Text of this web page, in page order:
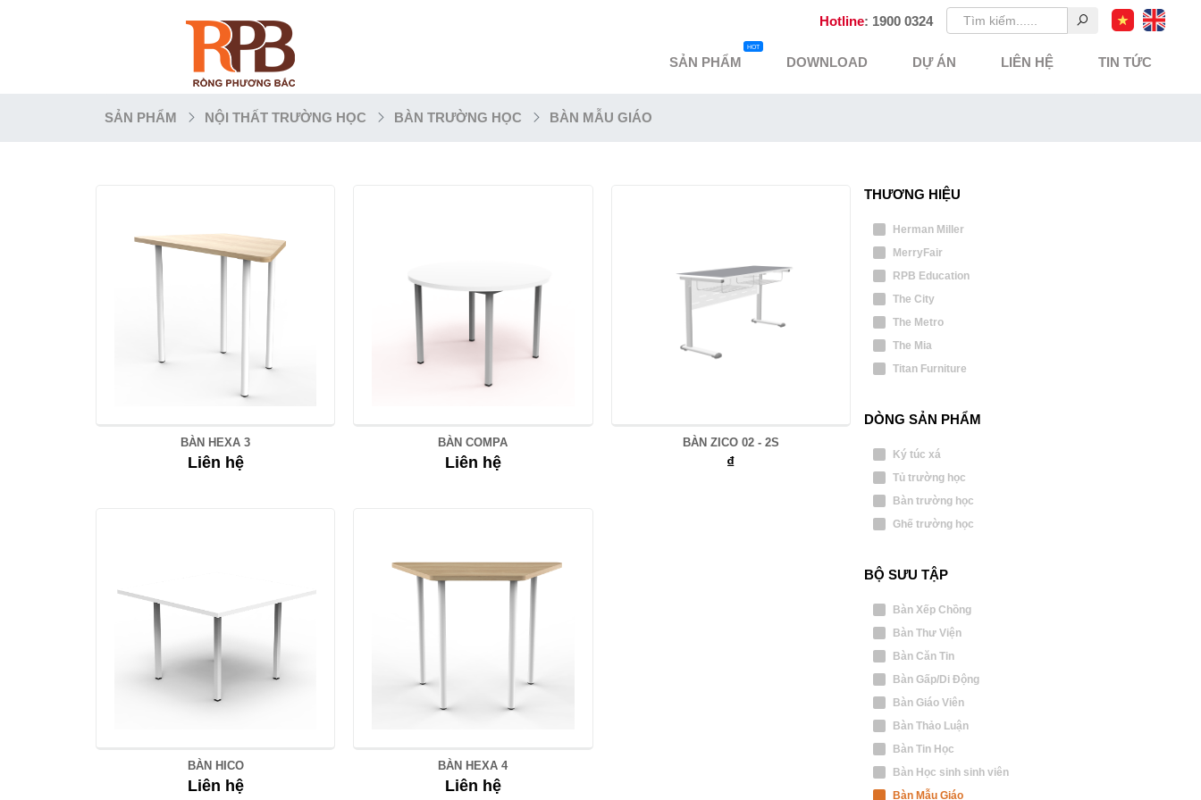
Hotline: 1900 0324
SẢN PHẨM
HOT
DOWNLOAD DỰ ÁN LIÊN HỆ TIN TỨC
SẢN PHẨM NỘI THẤT TRƯỜNG HỌC BÀN TRƯỜNG HỌC BÀN MẪU GIÁO
BÀN HEXA 3
Liên hệ
BÀN COMPA
Liên hệ
BÀN ZICO 02 - 2S
₫
BÀN HICO
Liên hệ
BÀN HEXA 4
Liên hệ
THƯƠNG HIỆU
Herman Miller
MerryFair
RPB Education
The City
The Metro
The Mia
Titan Furniture
DÒNG SẢN PHẨM
Ký túc xá
Tủ trường học
Bàn trường học
Ghế trường học
BỘ SƯU TẬP
Bàn Xếp Chồng
Bàn Thư Viện
Bàn Căn Tin
Bàn Gấp/Di Động
Bàn Giáo Viên
Bàn Thảo Luận
Bàn Tin Học
Bàn Học sinh sinh viên
Bàn Mẫu Giáo